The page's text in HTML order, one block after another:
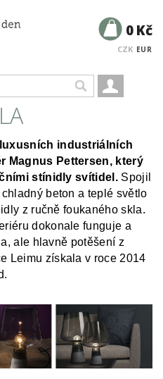
CZK EUR
0 Kč
industriálních
Magnus Pettersen, který
stínidly svítidel. Spojil
beton a teplé světlo
z ručně foukaného skla.
dokonale funguje a
ale hlavně potěšení z
Leimu získala v roce 2014